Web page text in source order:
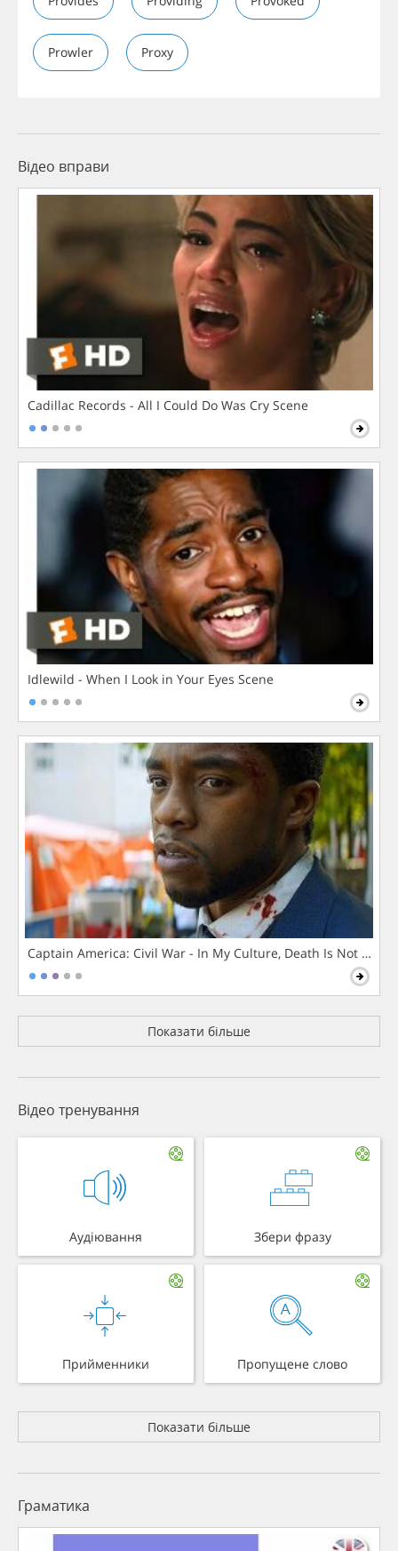
Prowler Proxy
Відео вправи
Cadillac Records - All I Could Do Was Cry Scene
Idlewild - When I Look in Your Eyes Scene
Captain America: Civil War - In My Culture, Death Is Not The
Показати більше
Відео тренування
Аудіювання Збери фразу
Прийменники Пропущене слово
Показати більше
Граматика